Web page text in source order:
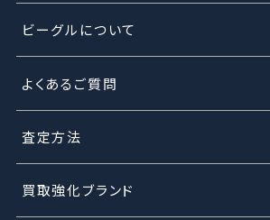
ビーグルについて
よくあるご質問
査定方法
買取強化ブランド